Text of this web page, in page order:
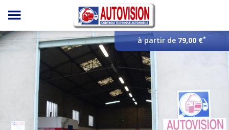
Panneau de gestion des cookies
à partir de 79,00 €*